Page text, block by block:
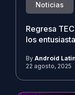
Noticias
Regresa
los
By Android
22 agosto, 2025